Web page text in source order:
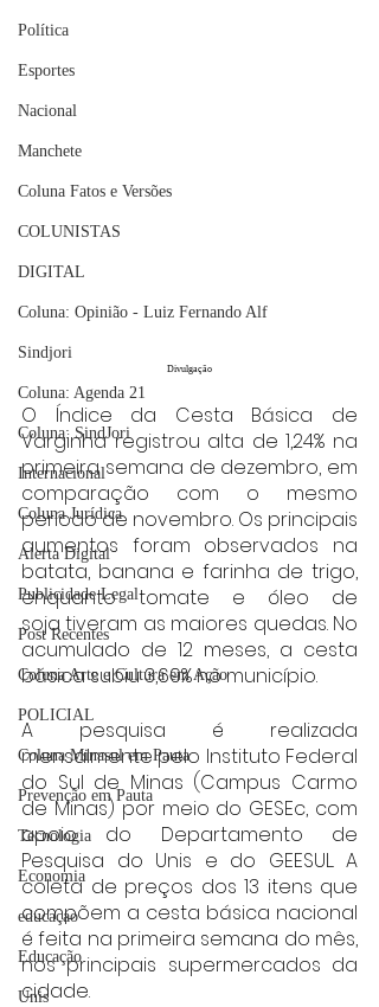
Política
Esportes
Nacional
Manchete
Coluna Fatos e Versões
COLUNISTAS
DIGITAL
Coluna: Opinião - Luiz Fernando Alf
Sindjori
Coluna: Agenda 21
Coluna: SindJori
Internacional
Coluna Jurídica
Alerta Digital
Publicidade Legal
Post Recentes
Coluna Arte e Cultura em Ação
POLICIAL
Coluna Minasul em Pauta
Prevenção em Pauta
Tecnologia
Economia
educaçao
Educação
Unis
Divulgação
O Índice da Cesta Básica de
Varginha registrou alta de 1,24% na
primeira semana de dezembro, em
comparação com o mesmo
período de novembro. Os principais
aumentos foram observados na
batata, banana e farinha de trigo,
enquanto tomate e óleo de
soja tiveram as maiores quedas. No
acumulado de 12 meses, a cesta
básica subiu 3,69% no município.
A pesquisa é realizada
mensalmente pelo Instituto Federal
do Sul de Minas (Campus Carmo
de Minas) por meio do GESEc, com
apoio do Departamento de
Pesquisa do Unis e do GEESUL. A
coleta de preços dos 13 itens que
compõem a cesta básica nacional
é feita na primeira semana do mês,
nos principais supermercados da
cidade.